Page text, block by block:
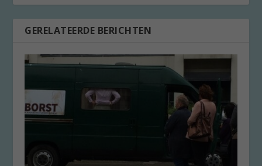
GERELATEERDE BERICHTEN